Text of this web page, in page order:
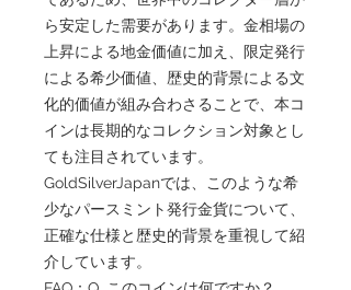
ら安定した需要があります。金相場の
上昇による地金価値に加え、限定発行
による希少価値、歴史的背景による文
化的価値が組み合わさることで、本コ
インは長期的なコレクション対象とし
ても注目されています。
GoldSilverJapanでは、このような希
少なパースミント発行金貨について、
正確な仕様と歴史的背景を重視して紹
介しています。